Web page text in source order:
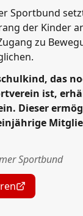
Sportbund
der Kinder
zu
das
ist,
Dieser
Sportbund